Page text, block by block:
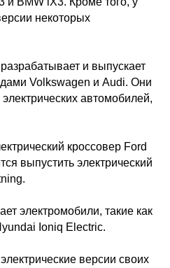
некоторых
и выпускает
Volkswagen и Audi. Они
автомобилей,
кроссовер Ford
выпустить электрический
электромобили, такие как
Ioniq Electric.
версии своих